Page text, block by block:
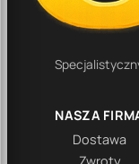
NASZA
Dostawa